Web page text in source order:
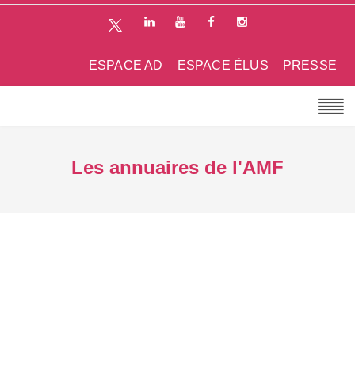
PRESSE
ESPACE ÉLUS
ESPACE AD
Les annuaires de l'AMF